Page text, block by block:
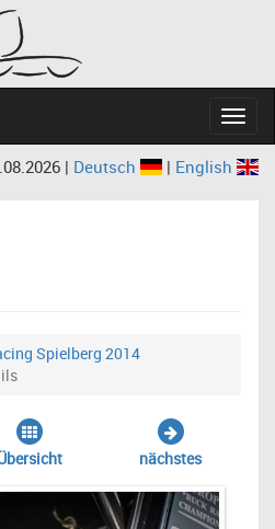
| Deutsch | English
Spielberg 2014
nächstes